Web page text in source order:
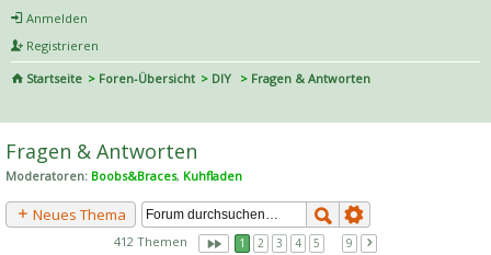
Anmelden
Registrieren
Startseite
Foren-Übersicht DIY
Fragen & Antworten
he
Fragen & Antworten
Moderatoren: Boobs&Braces, Kuhfladen
Neues Thema
412 Themen 1 2 3 4 5 9